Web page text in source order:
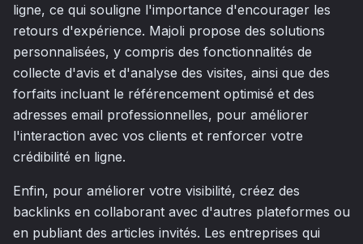
ligne, ce qui souligne l'importance d'encourager les
retours d'expérience. Majoli propose des solutions
personnalisées, y compris des fonctionnalités de
collecte d'avis et d'analyse des visites, ainsi que des
forfaits incluant le référencement optimisé et des
adresses email professionnelles, pour améliorer
l'interaction avec vos clients et renforcer votre
crédibilité en ligne.
Enfin, pour améliorer votre visibilité, créez des
backlinks en collaborant avec d'autres plateformes ou
en publiant des articles invités. Les entreprises qui